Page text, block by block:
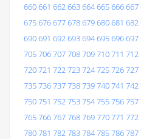
660661 662663664665666667
675676677678679680681 682
690691 692693694695696697
705706707708709710711 712
720721 722723724725726727
735736737738739740741 742
750751 752753754755756757
765766767768769770771 772
780781 782783784785786787